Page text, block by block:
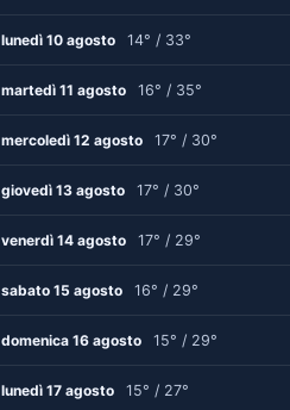
lunedì 10 agosto 14° / 33°
martedì 11 agosto 16° / 35°
mercoledì 12 agosto 17° / 30°
giovedì 13 agosto 17° / 30°
venerdì 14 agosto 17° / 29°
sabato 15 agosto 16° / 29°
domenica 16 agosto 15° / 29°
lunedì 17 agosto 15° / 27°